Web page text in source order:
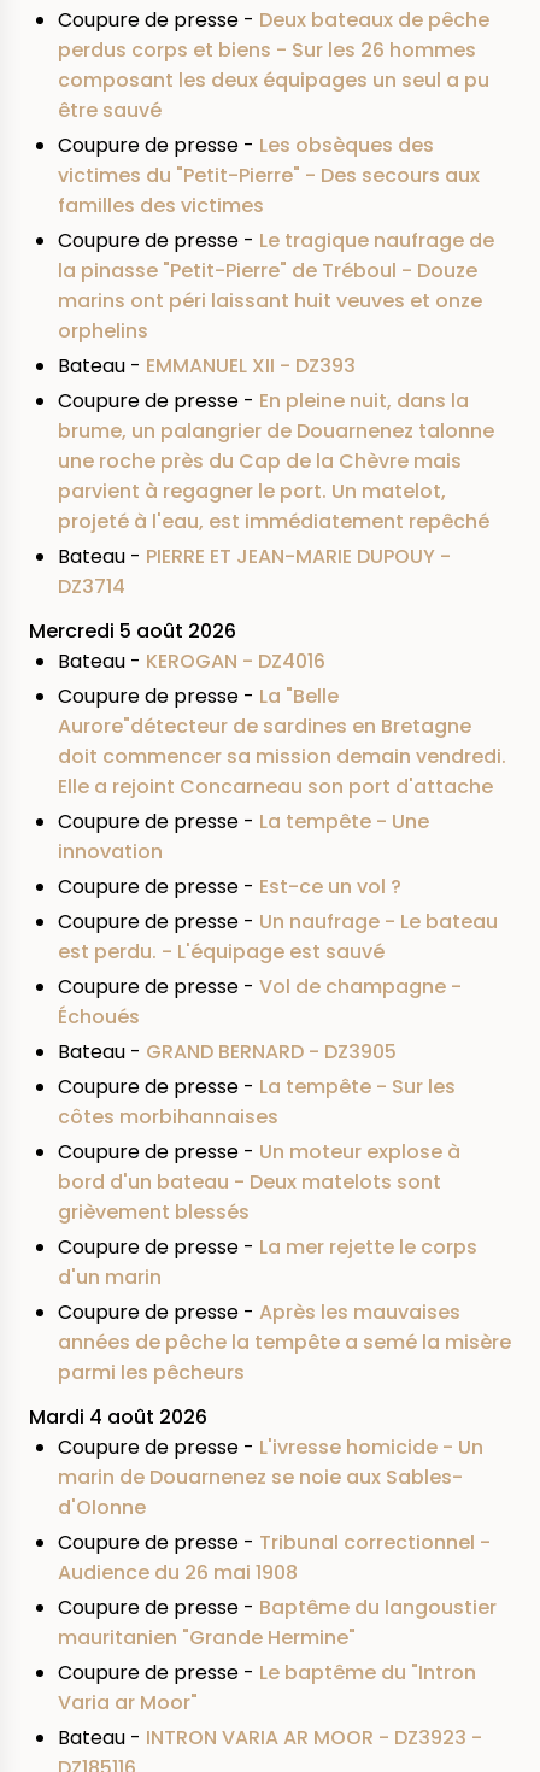
Coupure de presse - Deux bateaux de pêche
perdus corps et biens - Sur les 26 hommes
composant les deux équipages un seul a pu
être sauvé
Coupure de presse - Les obsèques des
victimes du "Petit-Pierre" - Des secours aux
familles des victimes
Coupure de presse - Le tragique naufrage de
la pinasse "Petit-Pierre" de Tréboul - Douze
marins ont péri laissant huit veuves et onze
orphelins
Bateau - EMMANUEL XII - DZ393
Coupure de presse - En pleine nuit, dans la
brume, un palangrier de Douarnenez talonne
une roche près du Cap de la Chèvre mais
parvient à regagner le port. Un matelot,
projeté à l'eau, est immédiatement repêché
Bateau - PIERRE ET JEAN-MARIE DUPOUY -
DZ3714
Mercredi 5 août 2026
Bateau - KEROGAN - DZ4016
Coupure de presse - La "Belle
Aurore"détecteur de sardines en Bretagne
doit commencer sa mission demain vendredi.
Elle a rejoint Concarneau son port d'attache
Coupure de presse - La tempête - Une
innovation
Coupure de presse - Est-ce un vol ?
Coupure de presse - Un naufrage - Le bateau
est perdu. - L'équipage est sauvé
Coupure de presse - Vol de champagne -
Échoués
Bateau - GRAND BERNARD - DZ3905
Coupure de presse - La tempête - Sur les
côtes morbihannaises
Coupure de presse - Un moteur explose à
bord d'un bateau - Deux matelots sont
grièvement blessés
Coupure de presse - La mer rejette le corps
d'un marin
Coupure de presse - Après les mauvaises
années de pêche la tempête a semé la misère
parmi les pêcheurs
Mardi 4 août 2026
Coupure de presse - L'ivresse homicide - Un
marin de Douarnenez se noie aux Sables-
d'Olonne
Coupure de presse - Tribunal correctionnel -
Audience du 26 mai 1908
Coupure de presse - Baptême du langoustier
mauritanien "Grande Hermine"
Coupure de presse - Le baptême du "Intron
Varia ar Moor"
Bateau - INTRON VARIA AR MOOR - DZ3923 -